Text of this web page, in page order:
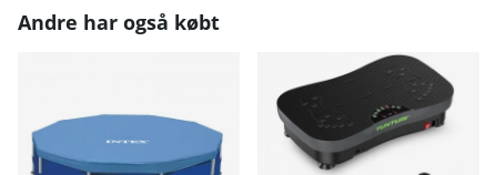
Andre har også købt